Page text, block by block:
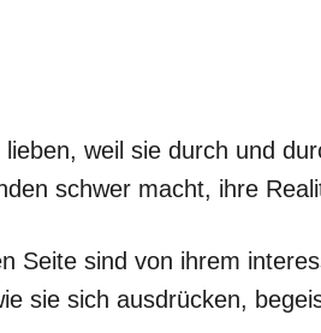
weil sie durch und
schwer macht, ihre
Seite sind von ihrem
sie sich ausdrücken,